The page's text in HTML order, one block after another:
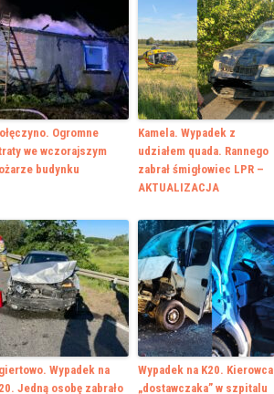
Ogromne
we wczorajszym
budynku
Kamela. Wypadek z
udziałem quada. Rannego
zabrał śmigłowiec LPR –
AKTUALIZACJA
Wypadek na
Jedną osobę zabrało
Wypadek na K20. Kierowca
„dostawczaka” w szpitalu